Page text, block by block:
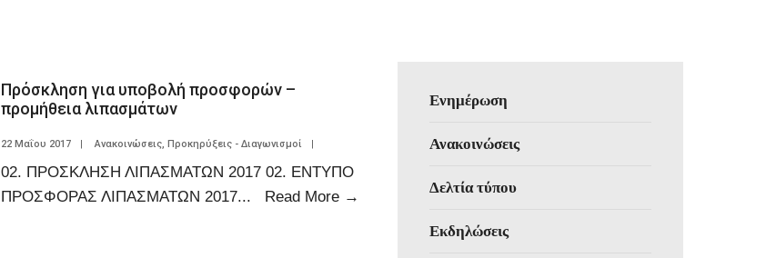
Πρόσκληση για υποβολή προσφορών –
προμήθεια λιπασμάτων
22 Μαΐου 2017 | Ανακοινώσεις, Προκηρύξεις - Διαγωνισμοί |
02. ΠΡΟΣΚΛΗΣΗ ΛΙΠΑΣΜΑΤΩΝ 2017 02. ΕΝΤΥΠΟ
ΠΡΟΣΦΟΡΑΣ ΛΙΠΑΣΜΑΤΩΝ 2017... Read More →
Ενημέρωση
Ανακοινώσεις
Δελτία τύπου
Εκδηλώσεις